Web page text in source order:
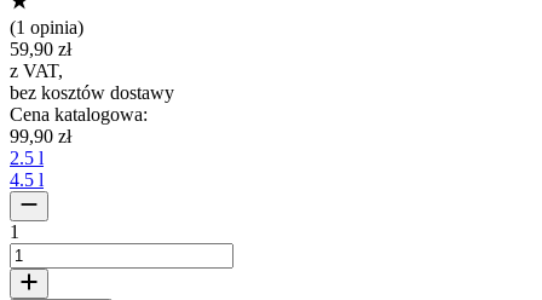
(1 opinia)
59,90 zł
z VAT,
bez kosztów dostawy
Cena katalogowa:
99,90 zł
2.5 l
4.5 l
1